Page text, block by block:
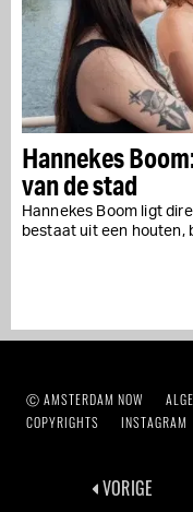
VORIGE
Hannekes
van de stad
Hannekes Boom ligt
bestaat uit een houten,
Ⓒ AMSTERDAM NOW
COPYRIGHTS
INSTAGRAM